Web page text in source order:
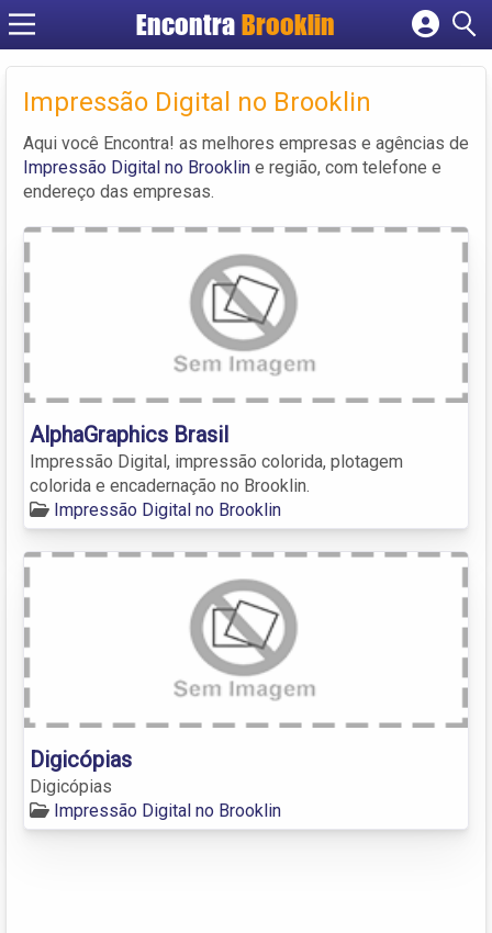
Encontra Brooklin
Cadastrar empresa
Criar conta
Impressão Digital no Brooklin
Aqui você Encontra! as melhores empresas e agências de
Impressão Digital no Brooklin e região, com telefone e
endereço das empresas.
AlphaGraphics Brasil
Impressão Digital, impressão colorida, plotagem
colorida e encadernação no Brooklin.
Impressão Digital no Brooklin
Digicópias
Digicópias
Impressão Digital no Brooklin